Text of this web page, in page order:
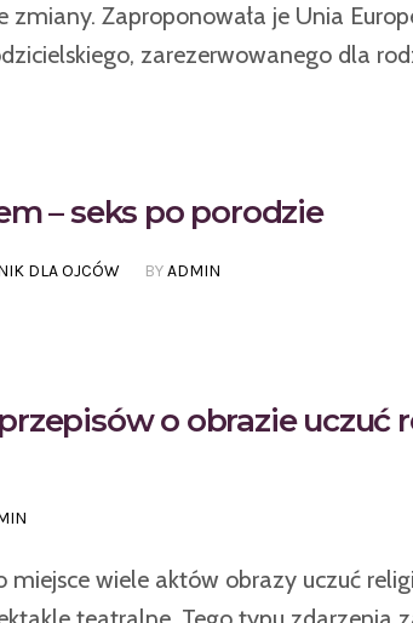
Zaproponowała je Unia
zarezerwowanego dla
– seks po porodzie
DLA OJCÓW BYADMIN
o obrazie
wiele aktów obrazy uczuć